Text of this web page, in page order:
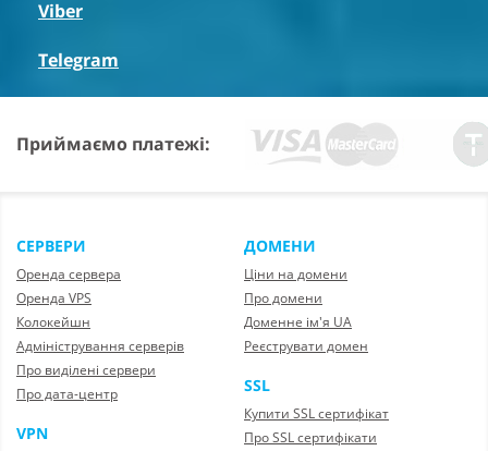
Viber
Telegram
Приймаємо платежі:
СЕРВЕРИ
Оренда сервера
Оренда VPS
Колокейшн
Адміністрування серверів
Про виділені сервери
Про дата-центр
VPN
ДОМЕНИ
Ціни на домени
Про домени
Доменне ім'я UA
Реєструвати домен
SSL
Купити SSL сертифікат
Про SSL сертифікати